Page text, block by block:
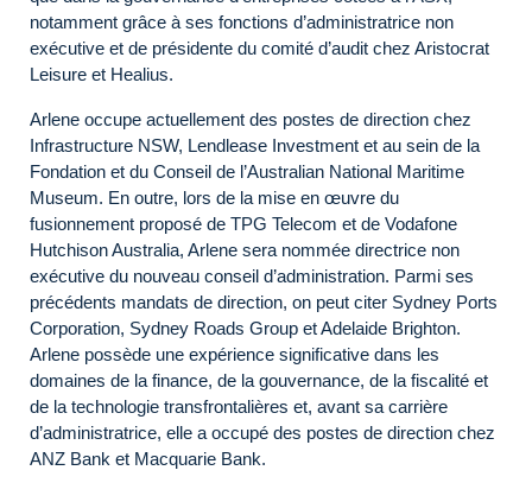
notamment grâce à ses fonctions d’administratrice non
exécutive et de présidente du comité d’audit chez Aristocrat
Leisure et Healius.
Arlene occupe actuellement des postes de direction chez
Infrastructure NSW, Lendlease Investment et au sein de la
Fondation et du Conseil de l’Australian National Maritime
Museum. En outre, lors de la mise en œuvre du
fusionnement proposé de TPG Telecom et de Vodafone
Hutchison Australia, Arlene sera nommée directrice non
exécutive du nouveau conseil d’administration. Parmi ses
précédents mandats de direction, on peut citer Sydney Ports
Corporation, Sydney Roads Group et Adelaide Brighton.
Arlene possède une expérience significative dans les
domaines de la finance, de la gouvernance, de la fiscalité et
de la technologie transfrontalières et, avant sa carrière
d’administratrice, elle a occupé des postes de direction chez
ANZ Bank et Macquarie Bank.